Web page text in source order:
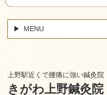
MENU
上野駅近くで腰痛に強い鍼灸院
きがわ上野鍼灸院